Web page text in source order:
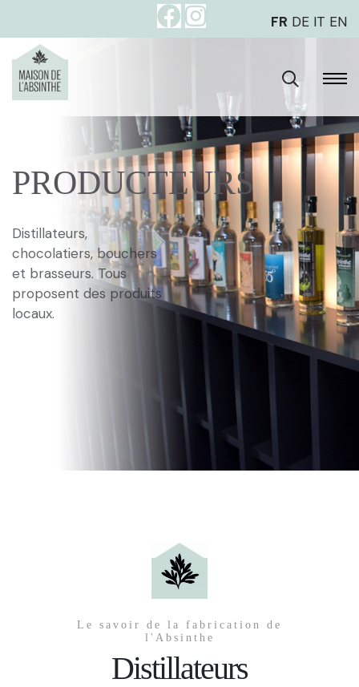
PRODUCTEURS
Distillateurs,
chocolatiers, bouchers
et brasseurs. Tous
proposent des produits
locaux.
Le savoir de la fabrication de
l'Absinthe
Distillateurs
FR DE IT EN